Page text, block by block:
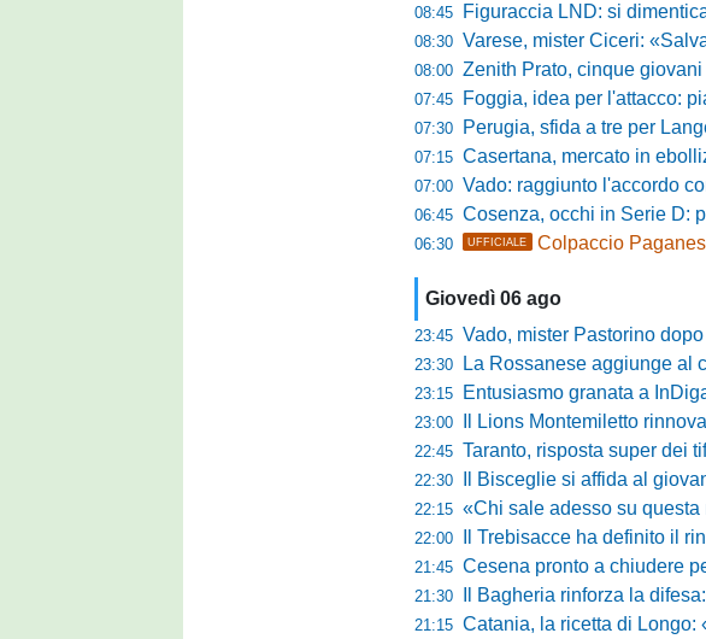
08:45 Figuraccia LND: si dimenticano di una
08:30 Varese, mister Ciceri:
08:00 Zenith Prato, cinque
07:45 Foggia, idea per l'attacco:
07:30 Perugia, sfida a tre per Langella:
07:15 Casertana, mercato in ebollizione: tre
07:00 Vado: raggiunto l'accordo con
06:45 Cosenza, occhi in Serie D: per il
06:30 UFFICIALE Colpaccio
Giovedì 06 ago
23:45 Vado, mister Pastorino dopo la sfida col
23:30 La Rossanese aggiunge al
23:15 Entusiasmo granata a InDiga:
23:00 Il Lions Montemiletto
22:45 Taranto, risposta super dei
22:30 Il Bisceglie si affida al
22:15 «Chi sale adesso su questa nave è un
22:00 Il Trebisacce ha definito il
21:45 Cesena pronto a chiudere per Matteo
21:30 Il Bagheria rinforza la
21:15 Catania, la ricetta di Longo: